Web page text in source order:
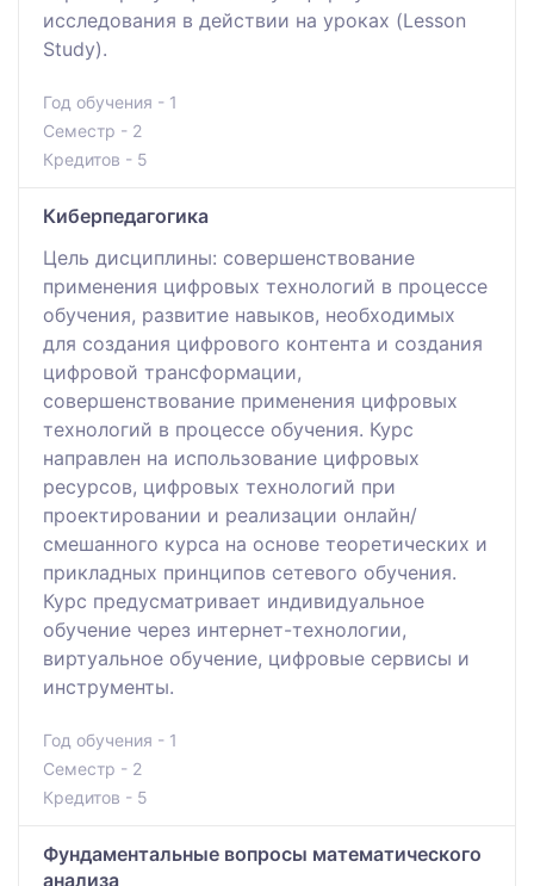
исследования в действии на уроках (Lesson
Study).
Год обучения - 1
Семестр - 2
Кредитов - 5
Киберпедагогика
Цель дисциплины: совершенствование
применения цифровых технологий в процессе
обучения, развитие навыков, необходимых
для создания цифрового контента и создания
цифровой трансформации,
совершенствование применения цифровых
технологий в процессе обучения. Курс
направлен на использование цифровых
ресурсов, цифровых технологий при
проектировании и реализации онлайн/
смешанного курса на основе теоретических и
прикладных принципов сетевого обучения.
Курс предусматривает индивидуальное
обучение через интернет-технологии,
виртуальное обучение, цифровые сервисы и
инструменты.
Год обучения - 1
Семестр - 2
Кредитов - 5
Фундаментальные вопросы математического
анализа